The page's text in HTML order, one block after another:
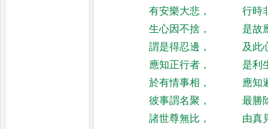
有安樂大悲 ，
行時
生心因不捨 ，
是故
謂是得忍邊 ，
及此
應知正行者 ，
是利
於有情事相 ，
應知
彼事謂名聚 ，
最勝
諸世尊無比 ，
由真